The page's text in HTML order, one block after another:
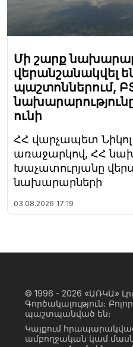
Մի շարք
վերանշանակվել
պաշտոններում,
ունի
ՀՀ վարչապետ
առաջարկով, ՀՀ
Խաչատուրյանը
նախարարների
03.08.2026 17:19
© 1996 - 2026 «ԱՌԿԱ»
Գործակալություն։
պաշտպանված են։
Կայքում հրապարակված
ամբողջական կամ